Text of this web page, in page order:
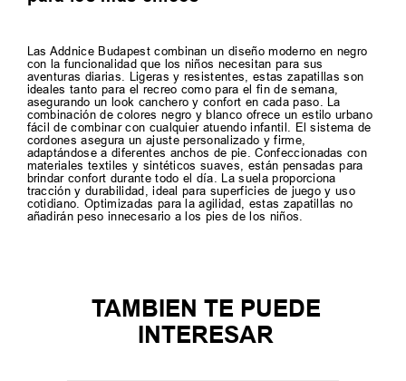
Las Addnice Budapest combinan un diseño moderno en negro
con la funcionalidad que los niños necesitan para sus
aventuras diarias. Ligeras y resistentes, estas zapatillas son
ideales tanto para el recreo como para el fin de semana,
asegurando un look canchero y confort en cada paso. La
combinación de colores negro y blanco ofrece un estilo urbano
fácil de combinar con cualquier atuendo infantil. El sistema de
cordones asegura un ajuste personalizado y firme,
adaptándose a diferentes anchos de pie. Confeccionadas con
materiales textiles y sintéticos suaves, están pensadas para
brindar confort durante todo el día. La suela proporciona
tracción y durabilidad, ideal para superficies de juego y uso
cotidiano. Optimizadas para la agilidad, estas zapatillas no
añadirán peso innecesario a los pies de los niños.
TAMBIEN TE PUEDE
INTERESAR